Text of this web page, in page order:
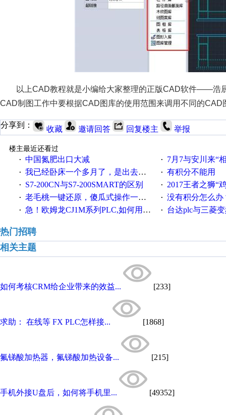
以上CAD教程就是小编给大家整理的正版CAD软件——浩
CAD制图工作中要根据CAD图库的使用范围来调用不同的
分享到： 收藏 邀请回答 回复楼主 举报
楼主最近还看过
· 中国氮肥出口大减 · 7月7与安川来“
· 我已经卧床一个多月了，是出去安装机械手在高速遭遇车祸所致:大家工作都要特别注意啊 · 有积分不能用
· S7-200CN与S7-200SMART的区别 · 2017王者之狮“鸡”情签到
· 老毛桃一键还原，傻瓜式操作一键轻松备份还原；程序为向导式安装，一键即可实现自动备份或还原系统。 · 没有积分怎么办
· 急！欧姆龙CJ1M系列PLC,如何用时间控制变频器。要求时间在组态王中可以自由输入！拜托各位大神了！ · 台达plc与三菱
热门招聘
相关主题
如何考核CRM给企业带来的效益... [233]
求助： 在线等 FX PLC怎样接... [1868]
氟锑酸加热器，氟锑酸加热设备... [215]
手机外接U盘后，如何将手机里... [49352]